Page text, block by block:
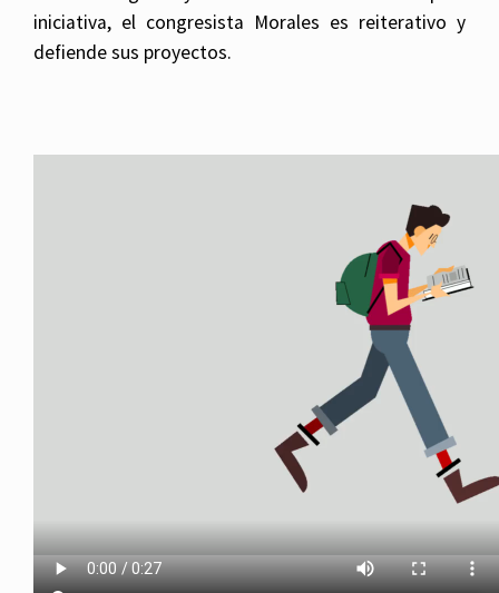
iniciativa, el congresista Morales es reiterativo y
defiende sus proyectos.